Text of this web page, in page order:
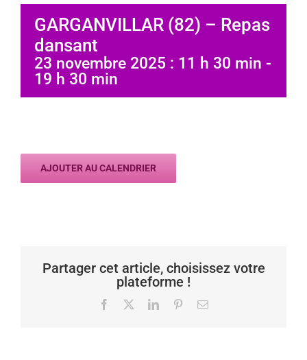
GARGANVILLAR (82) – Repas
dansant
23 novembre 2025 : 11 h 30 min -
19 h 30 min
AJOUTER AU CALENDRIER
Partager cet article, choisissez votre
plateforme !
Facebook LinkedInPinterestEmail